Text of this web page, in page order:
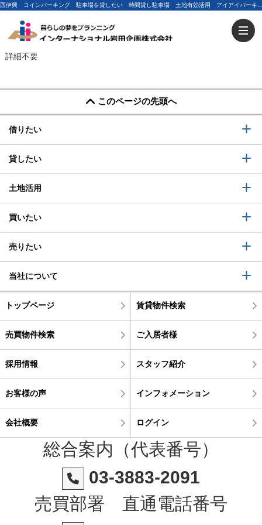
西伊興 コインパーキング 駐車場を貸したい 時間貸し駐車場 土地有効活用 アイアイパーキング 一括貸 | 足立区の不動産ならインターナショナル岩田企画
詳細不要
このページの先頭へ
借りたい
貸したい
土地活用
買いたい
売りたい
当社について
トップページ 賃貸物件検索
売買物件検索 ご入居者様
採用情報 スタッフ紹介
お客様の声 インフォメーション
会社概要 ログイン
総合案内（代表番号）
03-3883-2091
売買部署 直通電話番号